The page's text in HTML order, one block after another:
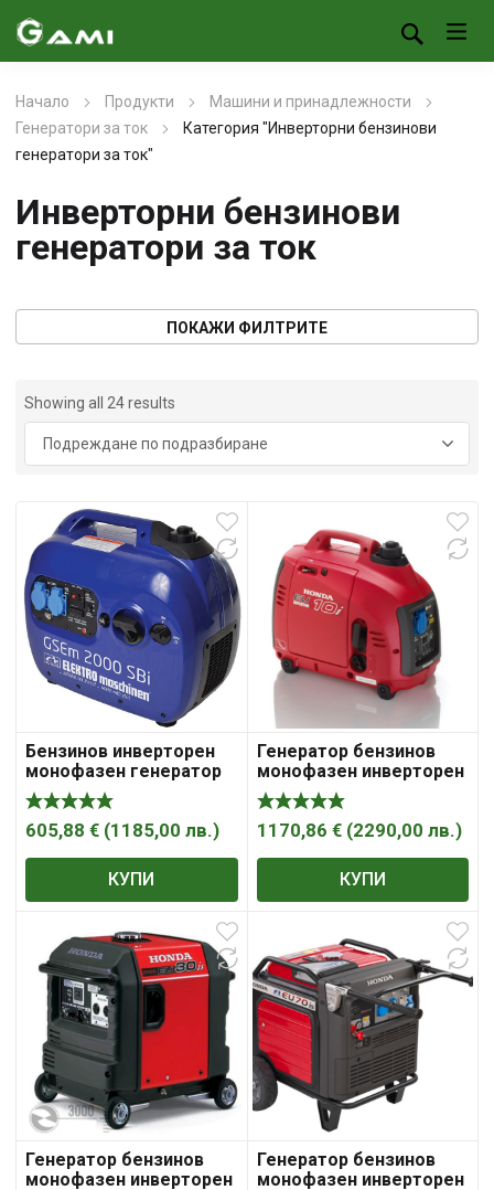
Начало Продукти
Машини и принадлежности
Генератори за ток
Категория "Инверторни бензинови
генератори за ток"
Инверторни бензинови
генератори за ток
ПОКАЖИ ФИЛТРИТЕ
Showing all 24 results
Бензинов инверторен
монофазен генератор
за ток REM Power GSEM
2000 SBI, 2,0KW 230V
AVR ИНВ.
605,88 € (1185,00 лв.)
КУПИ
Генератор бензинов
монофазен инверторен
обезшумен 1000 W, 2.1
к.с., 3.9 A, 230 V, EU10IG ,
„Honda“
1170,86 € (2290,00 лв.)
КУПИ
Генератор бензинов
монофазен инверторен
Генератор бензинов
монофазен инверторен